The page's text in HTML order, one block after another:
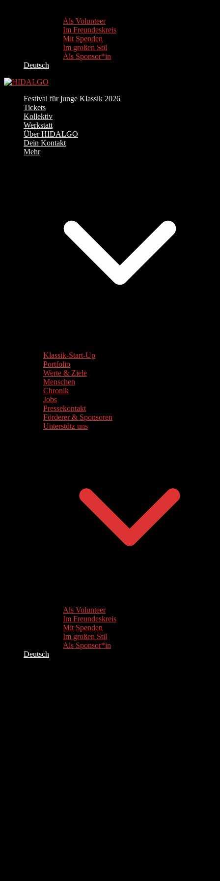
Als Volunteer
Im Freundeskreis
Mit Spenden
Im großen Stil
Als Sponsor*in
Deutsch
Festival für junge Klassik 2026
Tickets
Kollektiv
Werkstatt
Über HIDALGO
Dein Kontakt
Mehr
Klassik-Start-Up
Portfolio
Werte & Ziele
Menschen
Chronik
Jobs
Pressekontakt
Förderer & Sponsoren
Unterstütz uns
Als Volunteer
Im Freundeskreis
Mit Spenden
Im großen Stil
Als Sponsor*in
Deutsch